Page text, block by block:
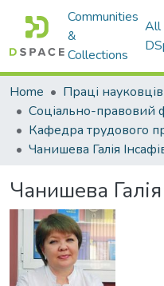
Communities
&
Collections
All
Home
Чанишева Галія
Чанишева